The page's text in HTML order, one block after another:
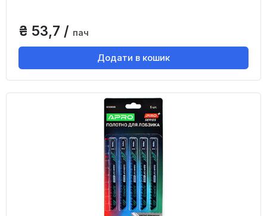
₴ 53,7 / пач
Додати в кошик